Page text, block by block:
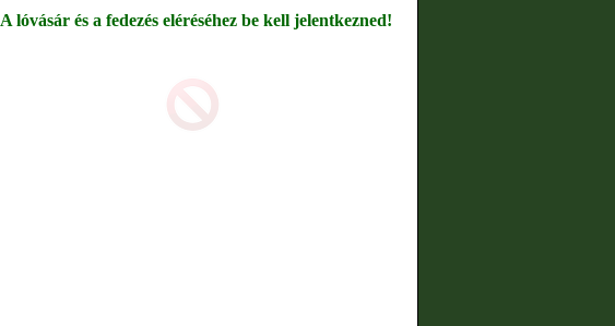
A lóvásár és a fedezés eléréséhez be kell jelentkezned!